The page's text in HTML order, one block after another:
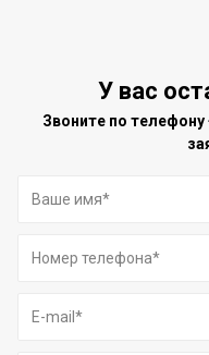
У вас
Звоните по телефону